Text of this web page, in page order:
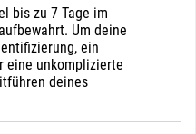
bis zu 7 Tage im
Um deine
ein
eine unkomplizierte
deines